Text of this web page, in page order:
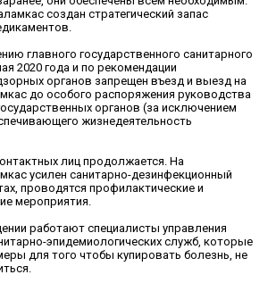
создан стратегический запас
главного государственного санитарного
2020 года и по рекомендации
органов запрещен въезд и выезд на
до особого распоряжения руководства
органов (за исключением
жизнедеятельность
лиц продолжается. На
усилен санитарно-дезинфекционный
проводятся профилактические и
мероприятия.
работают специалисты управления
эпидемиологических служб, которые
для того чтобы купировать болезнь, не